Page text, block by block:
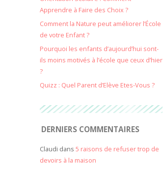
Apprendre à Faire des Choix ?
Comment la Nature peut améliorer l’École
de votre Enfant ?
Pourquoi les enfants d’aujourd’hui sont-
ils moins motivés à l’école que ceux d’hier
?
Quizz : Quel Parent d’Elève Etes-Vous ?
DERNIERS COMMENTAIRES
Claudi dans 5 raisons de refuser trop de
devoirs à la maison